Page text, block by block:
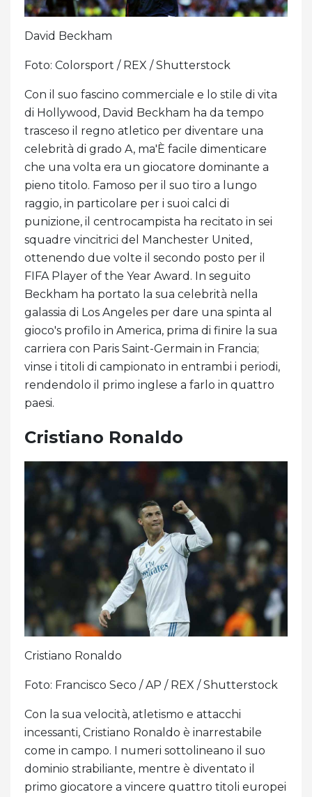
David Beckham
Foto: Colorsport / REX / Shutterstock
Con il suo fascino commerciale e lo stile di vita
di Hollywood, David Beckham ha da tempo
trasceso il regno atletico per diventare una
celebrità di grado A, ma'È facile dimenticare
che una volta era un giocatore dominante a
pieno titolo. Famoso per il suo tiro a lungo
raggio, in particolare per i suoi calci di
punizione, il centrocampista ha recitato in sei
squadre vincitrici del Manchester United,
ottenendo due volte il secondo posto per il
FIFA Player of the Year Award. In seguito
Beckham ha portato la sua celebrità nella
galassia di Los Angeles per dare una spinta al
gioco's profilo in America, prima di finire la sua
carriera con Paris Saint-Germain in Francia;
vinse i titoli di campionato in entrambi i periodi,
rendendolo il primo inglese a farlo in quattro
paesi.
Cristiano Ronaldo
Cristiano Ronaldo
Foto: Francisco Seco / AP / REX / Shutterstock
Con la sua velocità, atletismo e attacchi
incessanti, Cristiano Ronaldo è inarrestabile
come in campo. I numeri sottolineano il suo
dominio strabiliante, mentre è diventato il
primo giocatore a vincere quattro titoli europei